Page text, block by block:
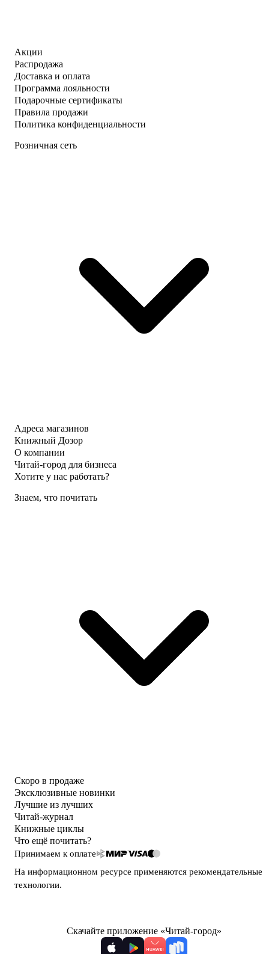
Акции
Распродажа
Доставка и оплата
Программа лояльности
Подарочные сертификаты
Правила продажи
Политика конфиденциальности
Розничная сеть
Адреса магазинов
Книжный Дозор
О компании
Читай-город для бизнеса
Хотите у нас работать?
Знаем, что почитать
Скоро в продаже
Эксклюзивные новинки
Лучшие из лучших
Читай-журнал
Книжные циклы
Что ещё почитать?
Принимаем к оплате
На информационном ресурсе применяются рекомендательные
технологии.
Скачайте приложение «Читай-город»